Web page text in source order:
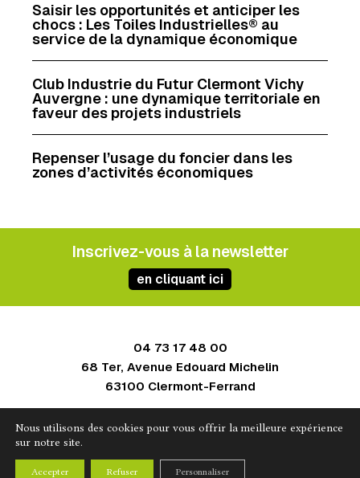
Saisir les opportunités et anticiper les
chocs : Les Toiles Industrielles® au
service de la dynamique économique
Club Industrie du Futur Clermont Vichy
Auvergne : une dynamique territoriale en
faveur des projets industriels
Repenser l’usage du foncier dans les
zones d’activités économiques
Inscrivez-vous à la newsletter
en cliquant ici
04 73 17 48 00
68 Ter, Avenue Edouard Michelin
63100 Clermont-Ferrand
Politique de confidentialité
Nous utilisons des cookies pour vous offrir la meilleure expérience
sur notre site.
Accepter Refuser Personnaliser